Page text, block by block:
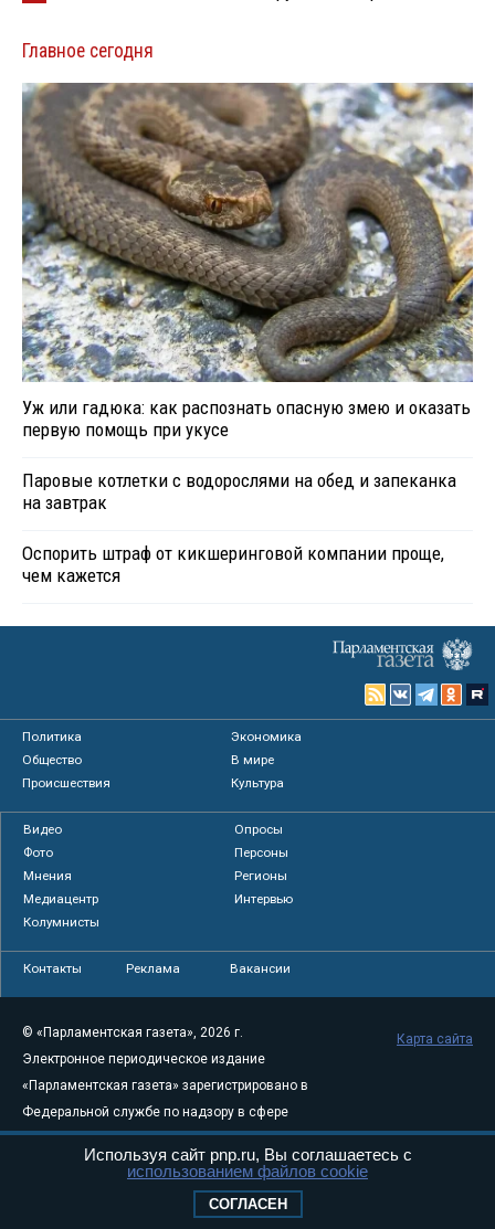
Главное сегодня
Уж или гадюка: как распознать опасную змею и оказать
первую помощь при укусе
Паровые котлетки с водорослями на обед и запеканка
на завтрак
Оспорить штраф от кикшеринговой компании проще,
чем кажется
Политика
Экономика
Общество
В мире
Происшествия
Культура
Видео
Опросы
Фото
Персоны
Мнения
Регионы
Медиацентр
Интервью
Колумнисты
Контакты Реклама Вакансии
© «Парламентская газета», 2026 г.
Электронное периодическое издание
«Парламентская газета» зарегистрировано в
Федеральной службе по надзору в сфере
связи, информационных технологий и
массовых коммуникаций (Роскомнадзор) 05
Свидетельство о регистрации Эл № ФС77-
Карта сайта
Используя сайт pnp.ru, Вы соглашаетесь с
использованием файлов cookie
СОГЛАСЕН